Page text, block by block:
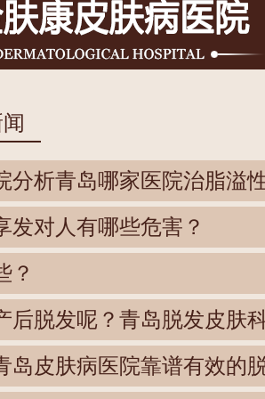
分析青岛哪家医院治脂溢
发对人有哪些危害？
？
后脱发呢？青岛脱发皮肤
岛皮肤病医院靠谱有效的